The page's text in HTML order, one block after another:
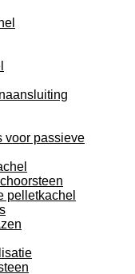
voor passieve
pelletkachel